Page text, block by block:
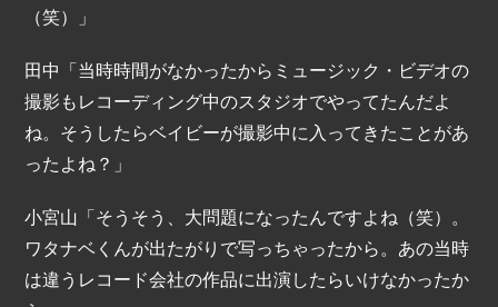
（笑）」
田中「当時時間がなかったからミュージック・ビデオの
撮影もレコーディング中のスタジオでやってたんだよ
ね。そうしたらベイビーが撮影中に入ってきたことがあ
ったよね？」
小宮山「そうそう、大問題になったんですよね（笑）。
ワタナベくんが出たがりで写っちゃったから。あの当時
は違うレコード会社の作品に出演したらいけなかったか